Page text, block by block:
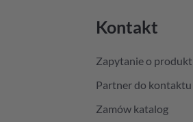
Kontakt
Zapytanie o produkt
Partner do kontaktu
Zamów katalog